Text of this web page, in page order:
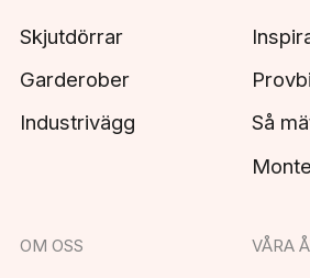
Skjutdörrar
Garderober
Industrivägg
Så
OM OSS VÅRA